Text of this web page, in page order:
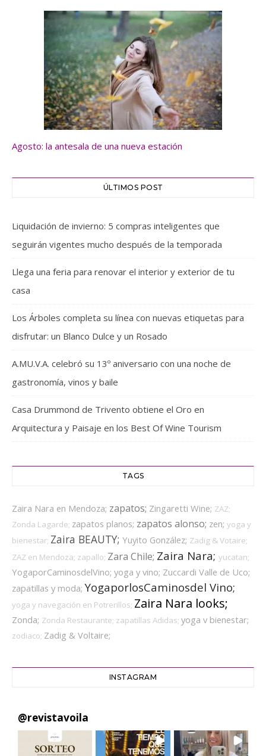
Agosto: la antesala de una nueva estación
ÚLTIMOS POST
Liquidación de invierno: 5 compras inteligentes que
seguirán vigentes mucho después de la temporada
Llega una feria para renovar el interior y exterior de tu
casa
Los Árboles completa su línea con nuevas etiquetas para
disfrutar: un Blanco Dulce y un Rosado
A.MU.V.A. celebró su 13º aniversario con una noche de
gastronomía, vinos y baile
Casa Drummond de Trivento obtiene el Oro en
Arquitectura y Paisaje en los Best Of Wine Tourism
TAGS
Zaira Nara en Mendoza; zapatos; Zingaretti Wine; ZAZ;
Zonda Lagarde; zapatos planos; zapatos alonso; zen; yoga y
bienestar; Zaira BEAUTY; Yuyito González; Zadig & Votaire;
ZAZ en Mendoza; zapallo; Zara Chile; Zaira Nara; yucatan;
YogaporCaminosdelVino; yoga y vino; Zuccardi Valle de Uco;
zapatillas y moda;YogaporlosCaminosdel Vino;
yoga y navegación en Potrerillos; Zaira Nara looks;
Zonda; Zonda Restaurante; zapatillas Adidas; yoga v bienestar;
zodiaco; Zadig & Voltaire;
INSTAGRAM
@revistavoila